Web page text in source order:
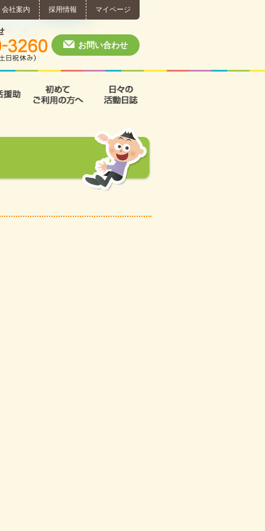
会社案内 採用情報 マイページ
個別相談・お問い合わせ
お問い合わせ